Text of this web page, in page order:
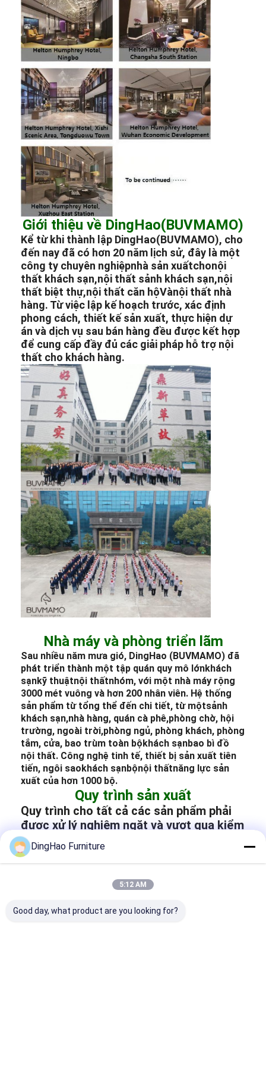
Giới thiệu về DingHao(BUVMAMO)
Kể từ khi thành lập DingHao(BUVMAMO), cho
đến nay đã có hơn 20 năm lịch sử, đây là một
công ty chuyên nghiệpnhà sản xuấtchonội
thất khách sạn,nội thất sảnh khách sạn,nội
thất biệt thự,nội thất căn hộVànội thất nhà
hàng. Từ việc lập kế hoạch trước, xác định
phong cách, thiết kế sản xuất, thực hiện dự
án và dịch vụ sau bán hàng đều được kết hợp
để cung cấp đầy đủ các giải pháp hỗ trợ nội
thất cho khách hàng.
Nhà máy và phòng triển lãm
Sau nhiều năm mưa gió, DingHao (BUVMAMO) đã
phát triển thành một tập quán quy mô lớnkhách
sạnkỹ thuậtnội thấtnhóm, với một nhà máy rộng
3000 mét vuông và hơn 200 nhân viên. Hệ thống
sản phẩm từ tổng thể đến chi tiết, từ mộtsảnh
khách sạn,nhà hàng, quán cà phê,phòng chờ, hội
trường, ngoài trời,phòng ngủ, phòng khách, phòng
tắm, cửa, bao trùm toàn bộ khách sạnbao bì đồ
nội thất. Công nghệ tinh tế, thiết bị sản xuất tiên
tiến, ngôi sao khách sạnbộnội thấtnăng lực sản
xuất của hơn 1000 bộ.
Quy trình sản xuất
Quy trình cho tất cả các sản phẩm phải
được xử lý nghiêm ngặt và vượt qua kiểm
tra, đảm bảo rằng từng chi tiết nhỏ đều
đáp ứng hoàn hảo yêu cầu của khách
hàng.
DingHao Furniture
5:12 AM
Good day, what product are you looking for?